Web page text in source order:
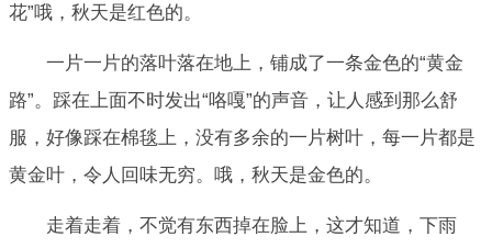
花”哦，秋天是红色的。
一片一片的落叶落在地上，铺成了一条金色的“黄金
路”。踩在上面不时发出“咯嘎”的声音，让人感到那么舒
服，好像踩在棉毯上，没有多余的一片树叶，每一片都是
黄金叶，令人回味无穷。哦，秋天是金色的。
走着走着，不觉有东西掉在脸上，这才知道，下雨